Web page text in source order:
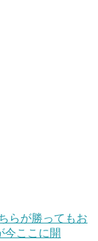
らが勝ってもお
今ここに開